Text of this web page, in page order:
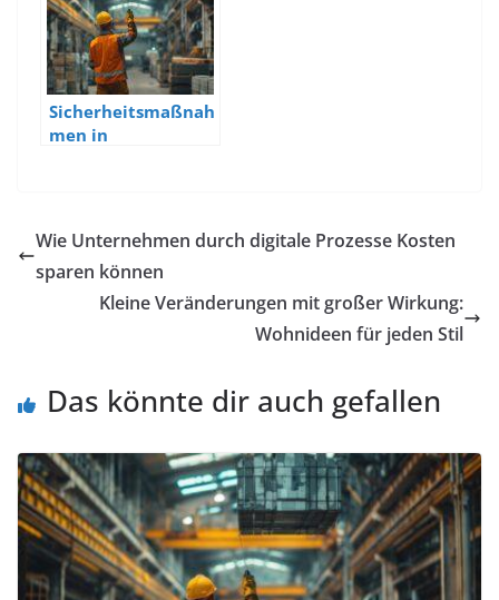
Sicherheitsmaßnah
men in
Wie Unternehmen durch digitale Prozesse Kosten
sparen können
Kleine Veränderungen mit großer Wirkung:
Wohnideen für jeden Stil
Das könnte dir auch gefallen